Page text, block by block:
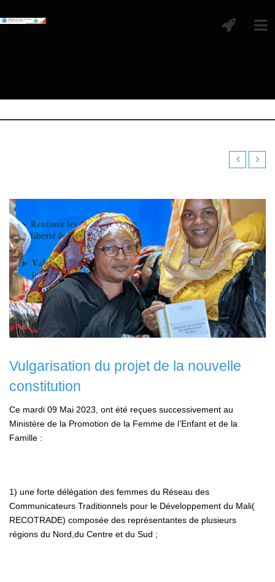
Vulgarisation du projet de la nouvelle
constitution
Ce mardi 09 Mai 2023, ont été reçues successivement au
Ministère de la Promotion de la Femme de l’Enfant et de la
Famille :
1) une forte délégation des femmes du Réseau des
Communicateurs Traditionnels pour le Développement du Mali(
RECOTRADE) composée des représentantes de plusieurs
régions du Nord,du Centre et du Sud ;